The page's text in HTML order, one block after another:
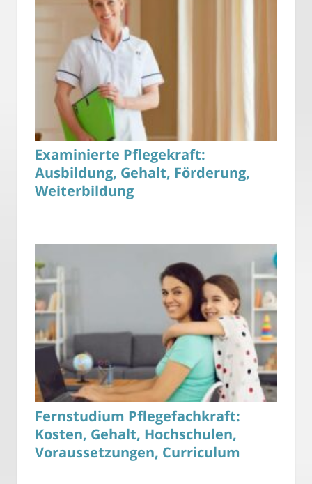
Examinierte Pflegekraft:
Ausbildung, Gehalt, Förderung,
Weiterbildung
Fernstudium Pflegefachkraft:
Kosten, Gehalt, Hochschulen,
Voraussetzungen, Curriculum